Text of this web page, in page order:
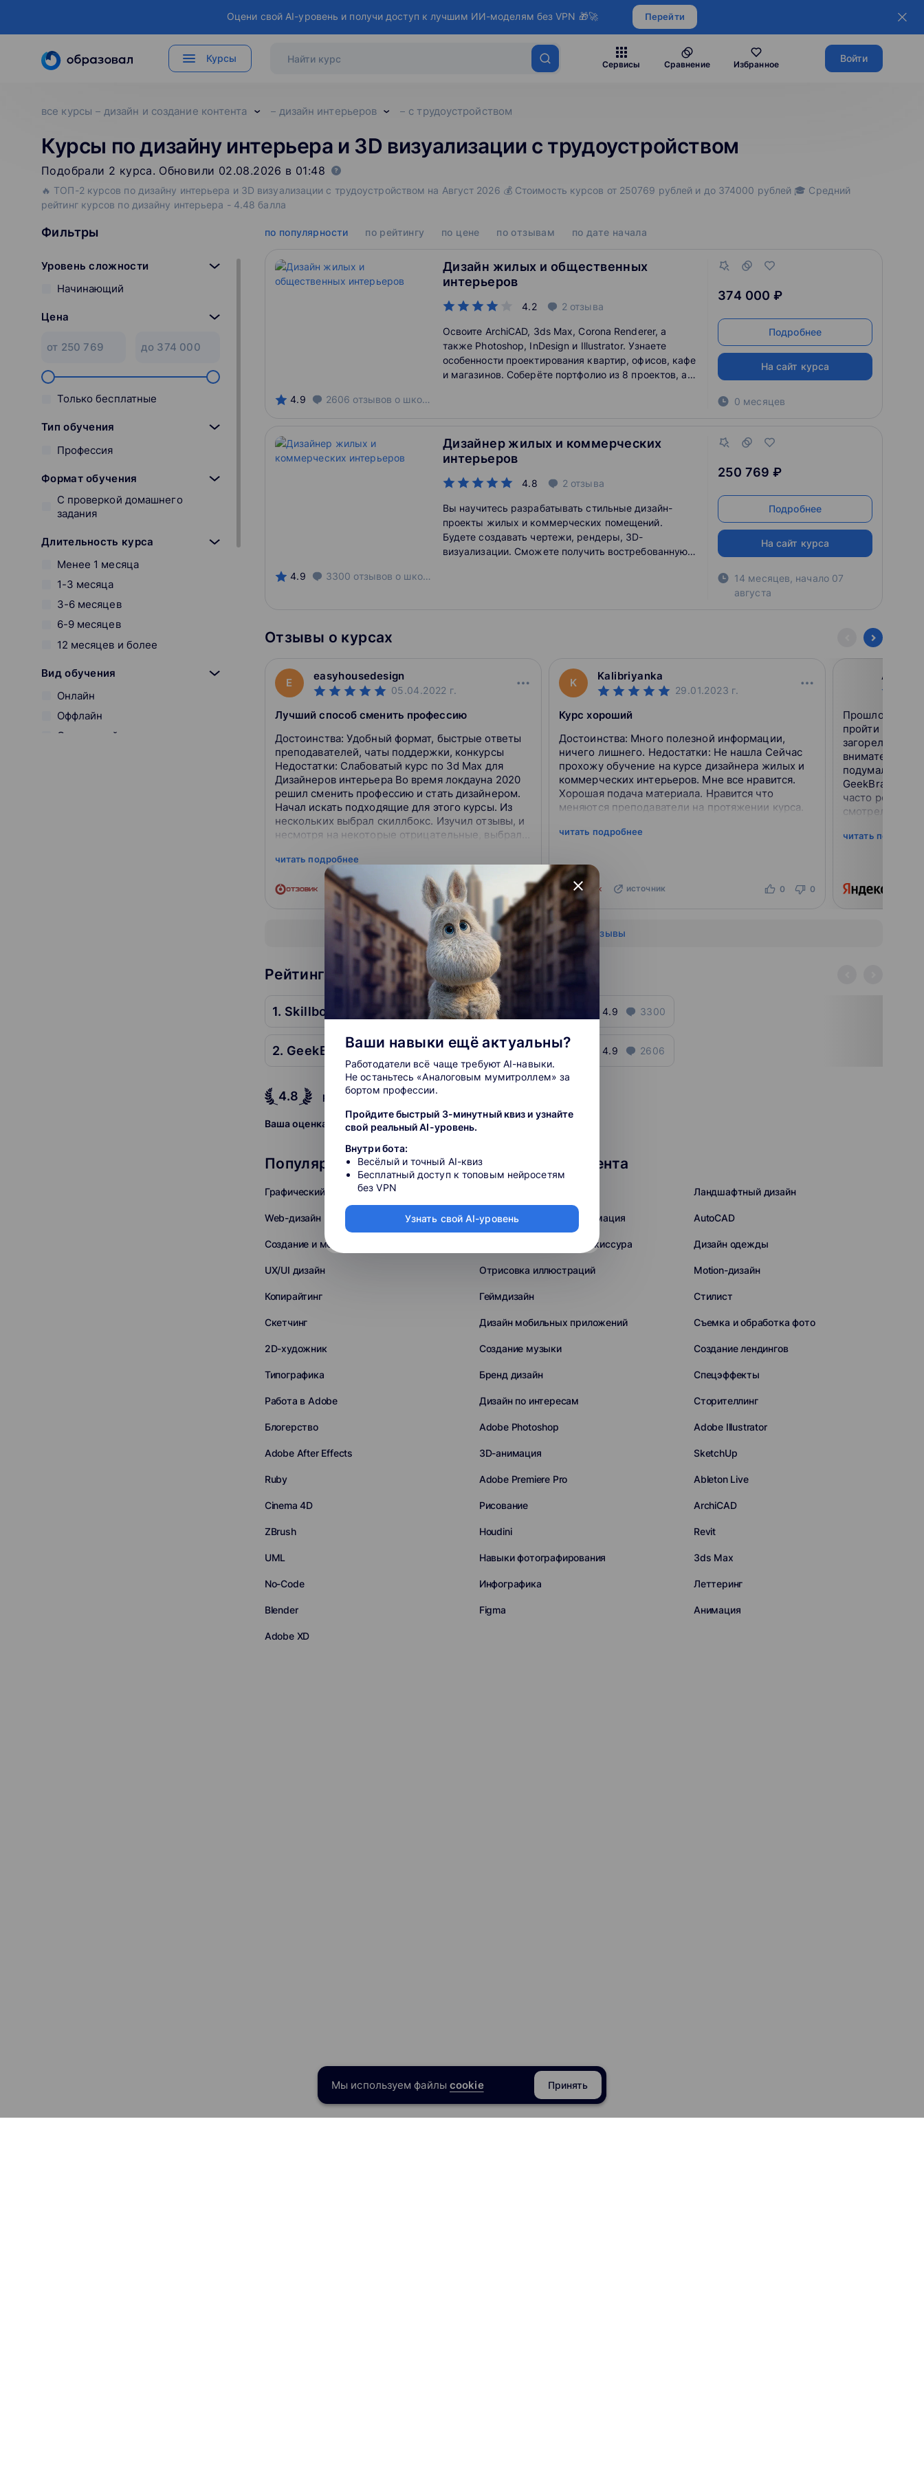
Оцени свой AI-уровень и получи доступ к лучшим ИИ-моделям без VPN 🎁🚀 Перейти
Курсы
Сервисы Сравнение Избранное
Войти
все курсы дизайн и создание контента дизайн интерьеров с трудоустройством
Курсы по дизайну интерьера и 3D визуализации с трудоустройством
Подобрали 2 курса. Обновили 02.08.2026 в 01:48
🔥 ТОП-2 курсов по дизайну интерьера и 3D визуализации с трудоустройством на Август 2026 💰 Стоимость курсов от 250769 рублей и до 374000 рублей 🎓 Средний
рейтинг курсов по дизайну интерьера - 4.48 балла
Фильтры
Уровень сложности
Начинающий
Цена
Только бесплатные
Тип обучения
Профессия
Формат обучения
С проверкой домашнего
задания
Длительность курса
Менее 1 месяца
1-3 месяца
3-6 месяцев
6-9 месяцев
12 месяцев и более
Вид обучения
Онлайн
Оффлайн
Смешанный
по популярности по рейтингу по цене по отзывам по дате начала
4.9 2606 отзывов о школе
Дизайн жилых и общественных
интерьеров
4.2 2 отзыва
Освоите ArchiCAD, 3ds Max, Corona Renderer, а
также Photoshop, InDesign и Illustrator. Узнаете
особенности проектирования квартир, офисов, кафе
и магазинов. Соберёте портфолио из 8 проектов, а
374 000 ₽
Подробнее
На сайт курса
0 месяцев
4.9 3300 отзывов о школе
Дизайнер жилых и коммерческих
интерьеров
4.8 2 отзыва
Вы научитесь разрабатывать стильные дизайн-
проекты жилых и коммерческих помещений.
Будете создавать чертежи, рендеры, 3D-
визуализации. Сможете получить востребованную
250 769 ₽
Подробнее
На сайт курса
14 месяцев начало 07
августа
Отзывы о курсах
E
easyhousedesign
05.04.2022 г.
Лучший способ сменить профессию
Достоинства: Удобный формат, быстрые ответы
преподавателей, чаты поддержки, конкурсы
Недостатки: Слабоватый курс по 3d Max для
Дизайнеров интерьера Во время локдауна 2020
решил сменить профессию и стать дизайнером.
Начал искать подходящие для этого курсы. Из
нескольких выбрал скиллбокс. Изучил отзывы, и
несмотря на некоторые отрицательные, выбрал
обучени...
читать подробнее
источник 0
K
Kalibriyanka
29.01.2023 г.
Курс хороший
Достоинства: Много полезной информации,
ничего лишнего. Недостатки: Не нашла Сейчас
прохожу обучение на курсе дизайнера жилых и
коммерческих интерьеров. Мне все нравится.
Хорошая подача материала. Нравится что
меняются преподаватели на протяжении курса.
читать подробнее
источник 0 0
Прошлой
пройти курсы
загорелась
внимательно
подумала, что
GeekBrains,
часто
смотрела,
на...
читать
Показать все отзывы
Рейтинг школ: Дизайн и создание контента
1. Skillbox 4.9 3300
2. GeekBrains 4.9 2606
4.8 рейтинг подборки
Ваша оценка: gradegradegradegradegrade
Популярные курсы: Дизайн и создание контента
Графический дизайн Ландшафтный дизайн
Web-дизайн 3D-моделирование и анимация AutoCAD
Создание и монтаж видео Sound-дизайн и звукорежиссура Дизайн одежды
UX/UI дизайн Отрисовка иллюстраций Motion-дизайн
Копирайтинг Геймдизайн Стилист
Скетчинг Дизайн мобильных приложений Съемка и обработка фото
2D-художник Создание музыки Создание лендингов
Типографика Бренд дизайн Спецэффекты
Работа в Adobe Дизайн по интересам Сторителлинг
Блогерство Adobe Photoshop Adobe Illustrator
Adobe After Effects 3D-анимация SketchUp
Ruby Adobe Premiere Pro Ableton Live
Cinema 4D Рисование ArchiCAD
ZBrush Houdini Revit
UML Навыки фотографирования 3ds Max
No-Code Инфографика Леттеринг
Blender Figma Анимация
Adobe XD
Мы используем файлы cookie Принять
close
Ваши навыки ещё актуальны?
Работодатели всё чаще требуют AI-навыки.
Не останьтесь «Аналоговым мумитроллем» за
бортом профессии.
Пройдите быстрый 3-минутный квиз и узнайте
свой реальный AI-уровень.
Внутри бота:
Весёлый и точный AI-квиз
Бесплатный доступ к топовым нейросетям
без VPN
Узнать свой AI-уровень